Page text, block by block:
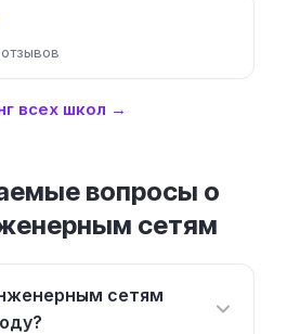
всех школ →
вопросы о
сетям
сетям